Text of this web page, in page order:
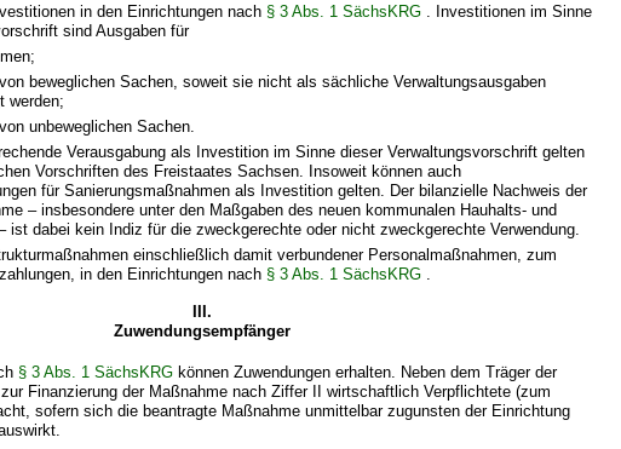
in den Einrichtungen nach § 3 Abs. 1 SächsKRG . Investitionen im Sinne
sind Ausgaben für
beweglichen Sachen, soweit sie nicht als sächliche Verwaltungsausgaben
werden;
unbeweglichen Sachen.
Verausgabung als Investition im Sinne dieser Verwaltungsvorschrift gelten
Vorschriften des Freistaates Sachsen. Insoweit können auch
für Sanierungsmaßnahmen als Investition gelten. Der bilanzielle Nachweis der
– insbesondere unter den Maßgaben des neuen kommunalen Hauhalts- und
ist dabei kein Indiz für die zweckgerechte oder nicht zweckgerechte Verwendung.
einschließlich damit verbundener Personalmaßnahmen, zum
in den Einrichtungen nach § 3 Abs. 1 SächsKRG
III.
Zuwendungsempfänger
§ 3 Abs. 1 SächsKRG können Zuwendungen erhalten. Neben dem Träger der
Finanzierung der Maßnahme nach Ziffer II wirtschaftlich Verpflichtete (zum
sofern sich die beantragte Maßnahme unmittelbar zugunsten der Einrichtung